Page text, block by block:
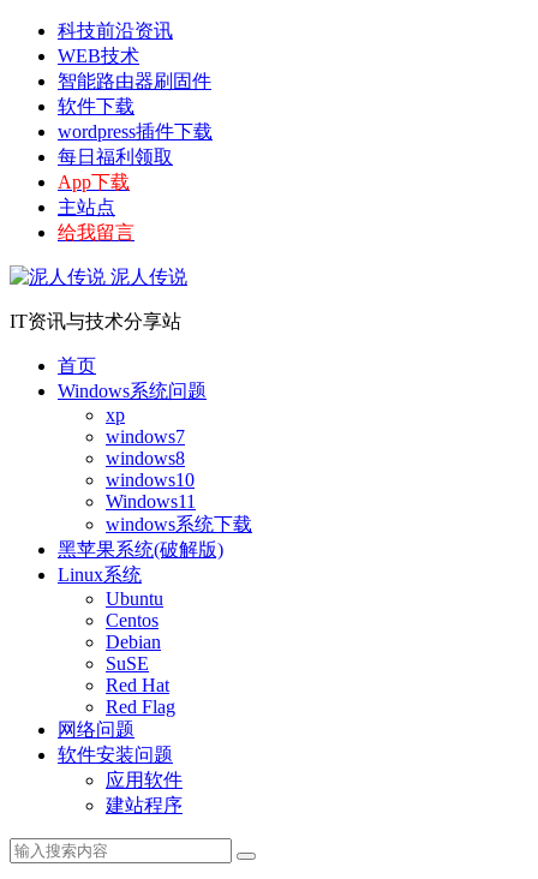
科技前沿资讯
WEB技术
智能路由器刷固件
软件下载
wordpress插件下载
每日福利领取
App下载
主站点
给我留言
泥人传说
IT资讯与技术分享站
首页
Windows系统问题
xp
windows7
windows8
windows10
Windows11
windows系统下载
黑苹果系统(破解版)
Linux系统
Ubuntu
Centos
Debian
SuSE
Red Hat
Red Flag
网络问题
软件安装问题
应用软件
建站程序